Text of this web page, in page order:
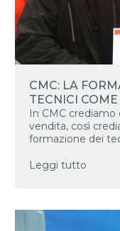
CMC: LA
TECNICI
In CMC
vendita, così
formazione dei
Leggi tutto